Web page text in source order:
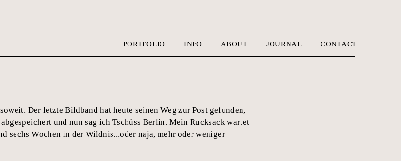
PORTFOLIO INFO ABOUT JOURNAL CONTACT
Der letzte Bildband hat heute seinen Weg zur Post gefunden,
und nun sag ich Tschüss Berlin. Mein Rucksack wartet
sechs Wochen in der Wildnis...oder naja, mehr oder weniger